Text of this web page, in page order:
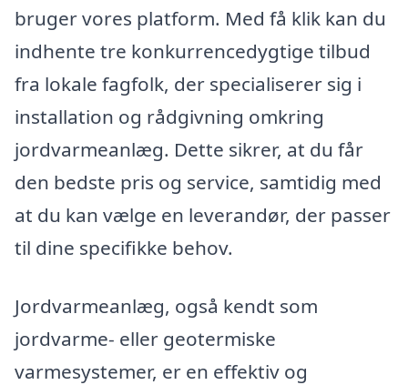
bruger vores platform. Med få klik kan du
indhente tre konkurrencedygtige tilbud
fra lokale fagfolk, der specialiserer sig i
installation og rådgivning omkring
jordvarmeanlæg. Dette sikrer, at du får
den bedste pris og service, samtidig med
at du kan vælge en leverandør, der passer
til dine specifikke behov.
Jordvarmeanlæg, også kendt som
jordvarme- eller geotermiske
varmesystemer, er en effektiv og